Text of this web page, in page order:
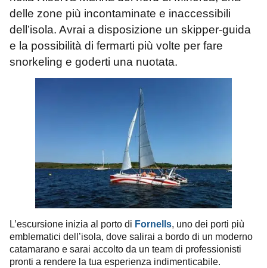
delle zone più incontaminate e inaccessibili
dell’isola. Avrai a disposizione un skipper-guida
e la possibilità di fermarti più volte per fare
snorkeling e goderti una nuotata.
L’escursione inizia al porto di Fornells, uno dei porti più
emblematici dell’isola, dove salirai a bordo di un moderno
catamarano e sarai accolto da un team di professionisti
pronti a rendere la tua esperienza indimenticabile.